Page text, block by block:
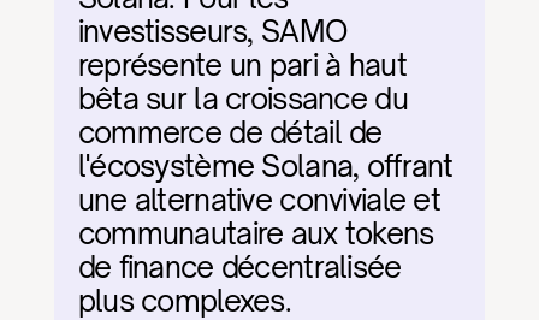
investisseurs, SAMO
représente un pari à haut
bêta sur la croissance du
commerce de détail de
l'écosystème Solana, offrant
une alternative conviviale et
communautaire aux tokens
de finance décentralisée
plus complexes.